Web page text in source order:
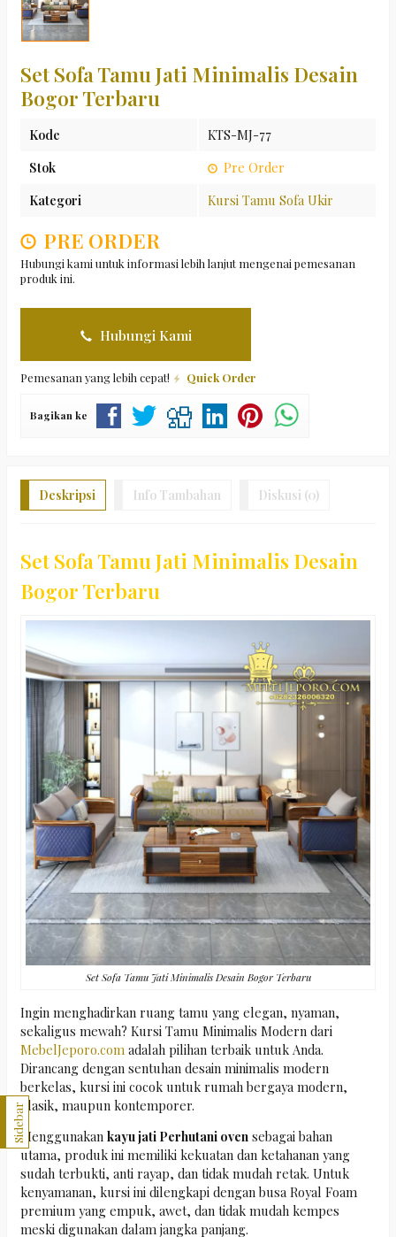
Set Sofa Tamu Jati Minimalis Desain
Bogor Terbaru
Kode
KTS-MJ-77
Stok
Pre Order
Kategori
Kursi Tamu Sofa Ukir
PRE ORDER
Hubungi kami untuk informasi lebih lanjut mengenai pemesanan
produk ini.
Hubungi Kami
Pemesanan yang lebih cepat! Quick Order
Bagikan ke
Deskripsi Info Tambahan Diskusi (0)
Set Sofa Tamu Jati Minimalis Desain
Bogor Terbaru
Set Sofa Tamu Jati Minimalis Desain Bogor Terbaru
Ingin menghadirkan ruang tamu yang elegan, nyaman,
sekaligus mewah? Kursi Tamu Minimalis Modern dari
MebelJeporo.com adalah pilihan terbaik untuk Anda.
Dirancang dengan sentuhan desain minimalis modern
berkelas, kursi ini cocok untuk rumah bergaya modern,
klasik, maupun kontemporer.
Menggunakan kayu jati Perhutani oven sebagai bahan
utama, produk ini memiliki kekuatan dan ketahanan yang
sudah terbukti, anti rayap, dan tidak mudah retak. Untuk
kenyamanan, kursi ini dilengkapi dengan busa Royal Foam
premium yang empuk, awet, dan tidak mudah kempes
meski digunakan dalam jangka panjang.
Sidebar